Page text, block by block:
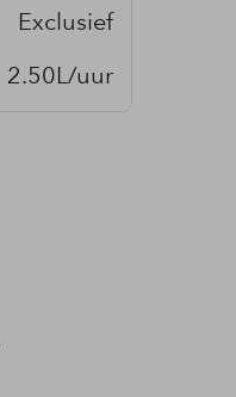
Exclusief
2.50L/uur